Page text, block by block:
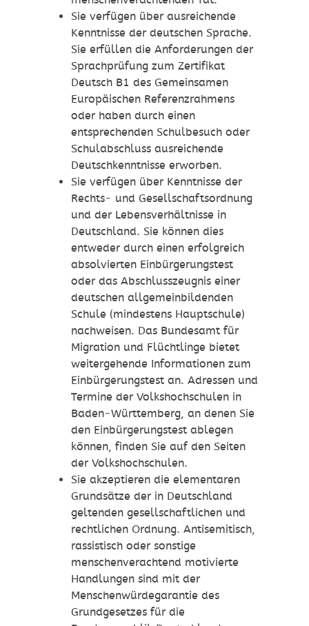
Sie verfügen über ausreichende
Kenntnisse der deutschen Sprache.
Sie erfüllen die Anforderungen der
Sprachprüfung zum Zertifikat
Deutsch B1 des Gemeinsamen
Europäischen Referenzrahmens
oder haben durch einen
entsprechenden Schulbesuch oder
Schulabschluss ausreichende
Deutschkenntnisse erworben.
Sie verfügen über Kenntnisse der
Rechts- und Gesellschaftsordnung
und der Lebensverhältnisse in
Deutschland. Sie können dies
entweder durch einen erfolgreich
absolvierten Einbürgerungstest
oder das Abschlusszeugnis einer
deutschen allgemeinbildenden
Schule (mindestens Hauptschule)
nachweisen. Das Bundesamt für
Migration und Flüchtlinge bietet
weitergehende Informationen zum
Einbürgerungstest an. Adressen und
Termine der Volkshochschulen in
Baden-Württemberg, an denen Sie
den Einbürgerungstest ablegen
können, finden Sie auf den Seiten
der Volkshochschulen.
Sie akzeptieren die elementaren
Grundsätze der in Deutschland
geltenden gesellschaftlichen und
rechtlichen Ordnung. Antisemitisch,
rassistisch oder sonstige
menschenverachtend motivierte
Handlungen sind mit der
Menschenwürdegarantie des
Grundgesetzes für die